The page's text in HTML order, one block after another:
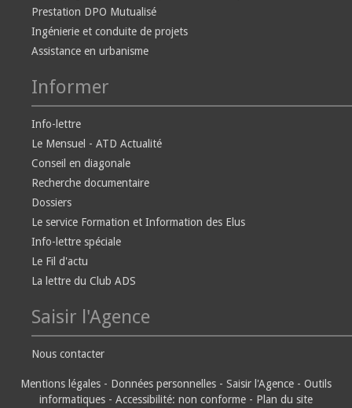
Prestation DPO Mutualisé
Ingénierie et conduite de projets
Assistance en urbanisme
Informer
Info-lettre
Le Mensuel - ATD Actualité
Conseil en diagonale
Recherche documentaire
Dossiers
Le service Formation et Information des Elus
Info-lettre spéciale
Le Fil d'actu
La lettre du Club ADS
Saisir l'Agence
Nous contacter
Mentions légales - Données personnelles - Saisir l'Agence - Outils
informatiques - Accessibilité: non conforme - Plan du site